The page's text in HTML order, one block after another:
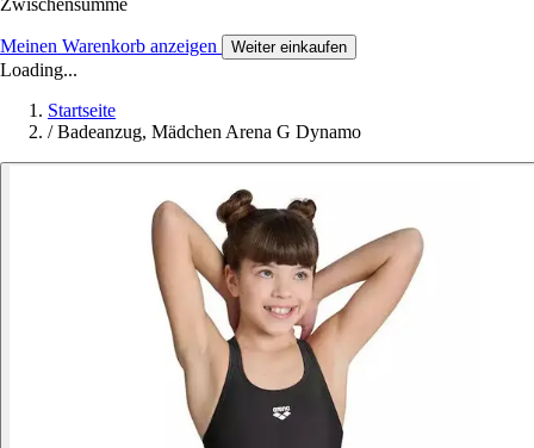
Zwischensumme
Meinen Warenkorb anzeigen Weiter einkaufen
Loading...
Startseite
/ Badeanzug, Mädchen Arena G Dynamo